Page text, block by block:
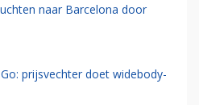
naar Barcelona door
prijsvechter doet widebody-